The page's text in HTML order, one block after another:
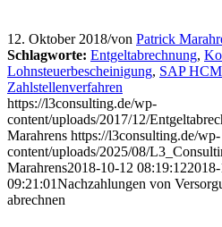
12. Oktober 2018/von Patrick
Schlagworte: Entgeltabrechnung,
Lohnsteuerbescheinigung, SAP HCM
Zahlstellenverfahren
https://l3consulting.de/wp-
content/uploads/2017/12/
Marahrens https://l3consulting.de/wp-
content/uploads/2025/08/
Marahrens2018-10-12 08:19:12
09:21:01Nachzahlungen von
abrechnen